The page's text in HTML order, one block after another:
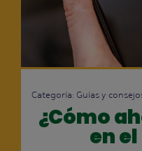
Categoría: Guías y
¿Cómo
en